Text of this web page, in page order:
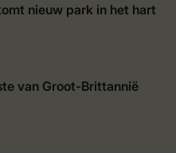
nieuw park in het hart
van Groot-Brittannië